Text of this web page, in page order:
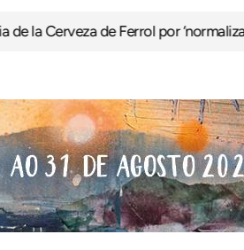
de Ferrol por ‘normalizar’ el